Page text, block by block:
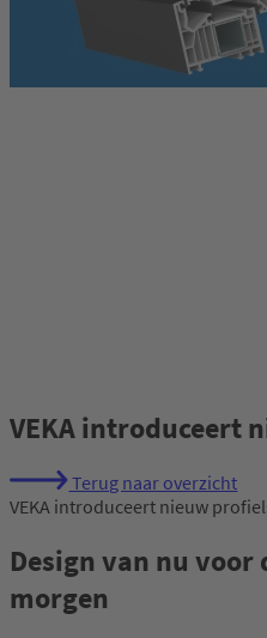
VEKA introduceert
Terug naar overzicht
VEKA introduceert nieuw
Design van nu voor
morgen